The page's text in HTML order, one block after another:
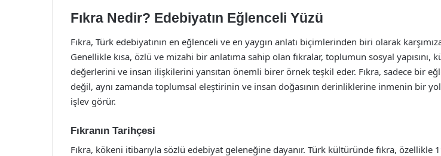
Fıkra Nedir? Edebiyatın Eğlenceli Yüzü
Fıkra, Türk edebiyatının en eğlenceli ve en yaygın anlatı biçimlerinden biri olarak
Genellikle kısa, özlü ve mizahi bir anlatıma sahip olan fıkralar, toplumun sosyal yapısını,
değerlerini ve insan ilişkilerini yansıtan önemli birer örnek teşkil eder. Fıkra, sadece bir
değil, aynı zamanda toplumsal eleştirinin ve insan doğasının derinliklerine inmenin bir
işlev görür.
Fıkranın Tarihçesi
Fıkra, kökeni itibarıyla sözlü edebiyat geleneğine dayanır. Türk kültüründe fıkra, özellikle